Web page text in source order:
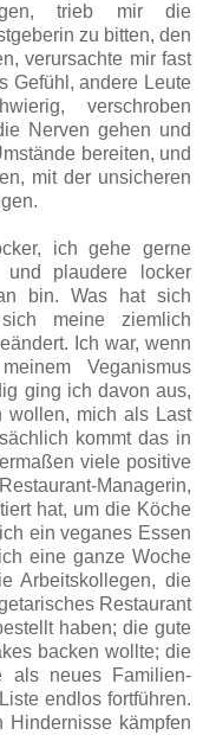
trieb mir die
zu bitten, den
verursachte mir fast
Gefühl, andere Leute
verschroben
Nerven gehen und
bereiten, und
mit der unsicheren
ich gehe gerne
plaudere locker
bin. Was hat sich
meine ziemlich
Ich war, wenn
Veganismus
ging ich davon aus,
wollen, mich als Last
kommt das in
viele positive
Managerin,
hat, um die Köche
ein veganes Essen
eine ganze Woche
Arbeitskollegen, die
Restaurant
haben; die gute
backen wollte; die
als neues Familien-
endlos fortführen.
Hindernisse kämpfen